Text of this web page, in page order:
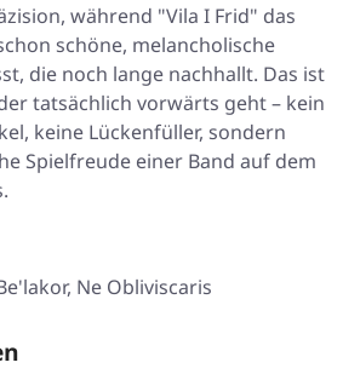
während "Vila I Frid" das
schöne, melancholische
die noch lange nachhallt. Das ist
tatsächlich vorwärts geht – kein
keine Lückenfüller, sondern
Spielfreude einer Band auf dem
Ne Obliviscaris